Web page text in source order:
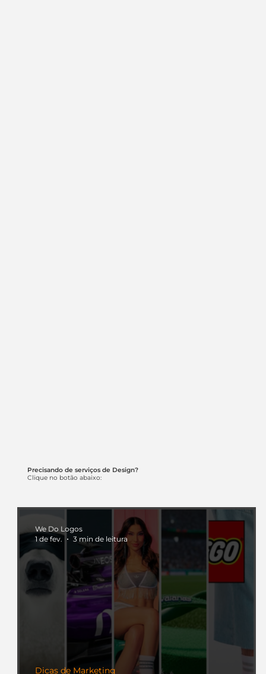
Precisando de serviços de Design?
Clique no botão abaixo:
Dicas de Marketing
We Do Logos
1 de fev.
3 min de leitura